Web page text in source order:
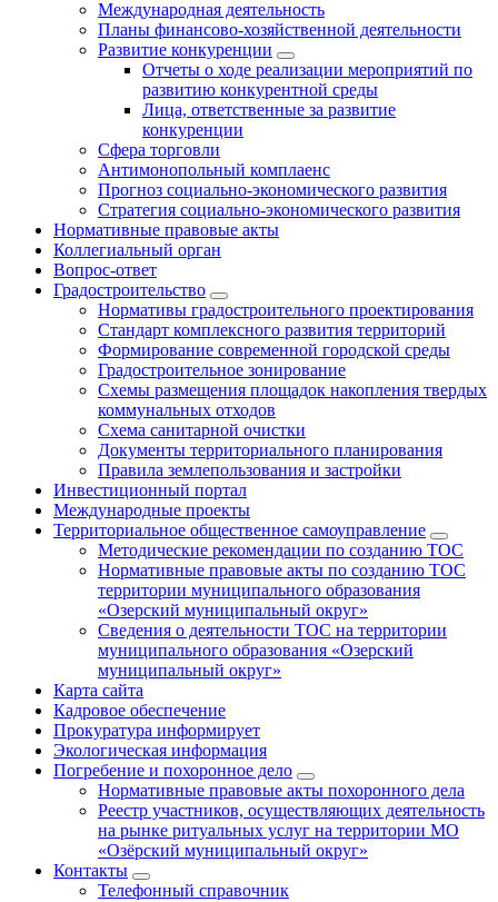
Международная деятельность
Планы финансово-хозяйственной деятельности
Развитие конкуренции
Отчеты о ходе реализации мероприятий по
развитию конкурентной среды
Лица, ответственные за развитие
конкуренции
Сфера торговли
Антимонопольный комплаенс
Прогноз социально-экономического развития
Стратегия социально-экономического развития
Нормативные правовые акты
Коллегиальный орган
Вопрос-ответ
Градостроительство
Нормативы градостроительного проектирования
Стандарт комплексного развития территорий
Формирование современной городской среды
Градостроительное зонирование
Схемы размещения площадок накопления твердых
коммунальных отходов
Схема санитарной очистки
Документы территориального планирования
Правила землепользования и застройки
Инвестиционный портал
Международные проекты
Территориальное общественное самоуправление
Методические рекомендации по созданию ТОС
Нормативные правовые акты по созданию ТОС
территории муниципального образования
«Озерский муниципальный округ»
Сведения о деятельности ТОС на территории
муниципального образования «Озерский
муниципальный округ»
Карта сайта
Кадровое обеспечение
Прокуратура информирует
Экологическая информация
Погребение и похоронное дело
Нормативные правовые акты похоронного дела
Реестр участников, осуществляющих деятельность
на рынке ритуальных услуг на территории МО
«Озёрский муниципальный округ»
Контакты
Телефонный справочник